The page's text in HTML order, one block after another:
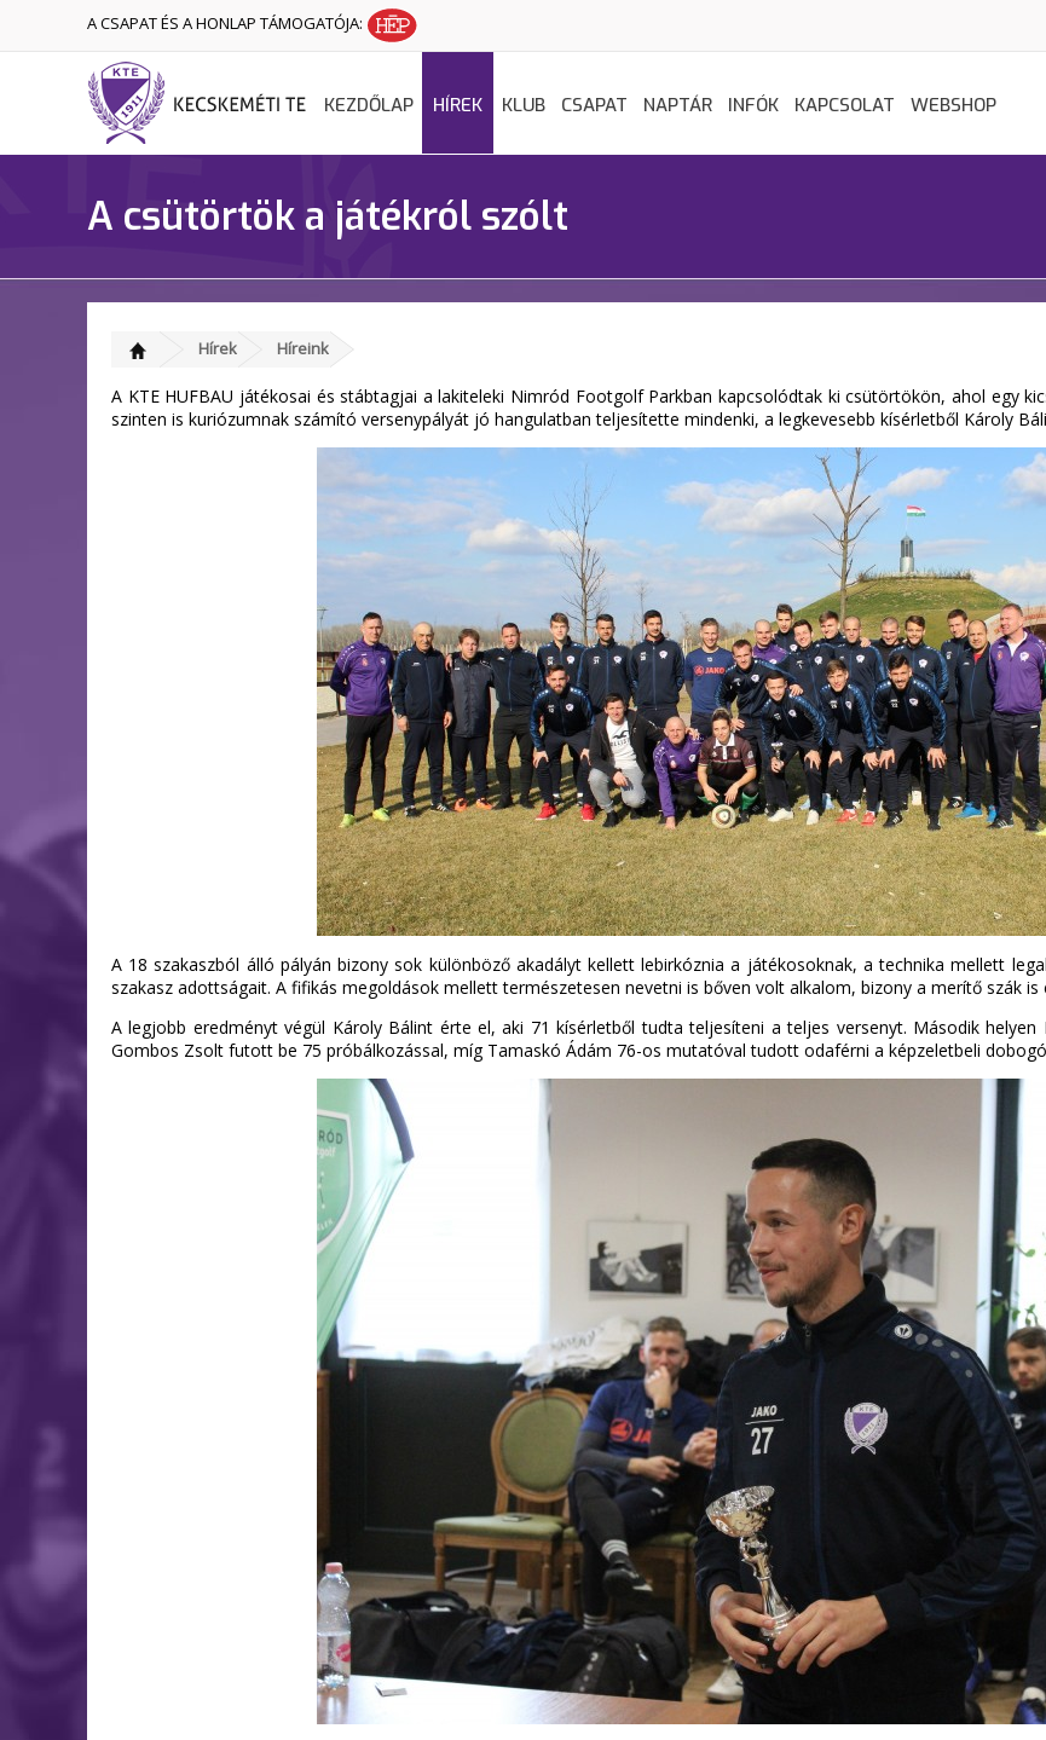
A CSAPAT ÉS A HONLAP TÁMOGATÓJA:
KEZDŐLAP HÍREK KLUB CSAPAT NAPTÁR INFÓK KAPCSOLAT WEBSHOP
A csütörtök a játékról szólt
Hírek Híreink
A KTE HUFBAU játékosai és stábtagjai a lakiteleki Nimród Footgolf Parkban kapcsolódtak ki csütörtökön, ahol egy
szinten is kuriózumnak számító versenypályát jó hangulatban teljesítette mindenki, a legkevesebb kísérletből Károly
A 18 szakaszból álló pályán bizony sok különböző akadályt kellett lebirkóznia a játékosoknak, a technika mellett
szakasz adottságait. A fifikás megoldások mellett természetesen nevetni is bőven volt alkalom, bizony a merítő szák
A legjobb eredményt végül Károly Bálint érte el, aki 71 kísérletből tudta teljesíteni a teljes versenyt. Második
Gombos Zsolt futott be 75 próbálkozással, míg Tamaskó Ádám 76-os mutatóval tudott odaférni a képzeletbeli